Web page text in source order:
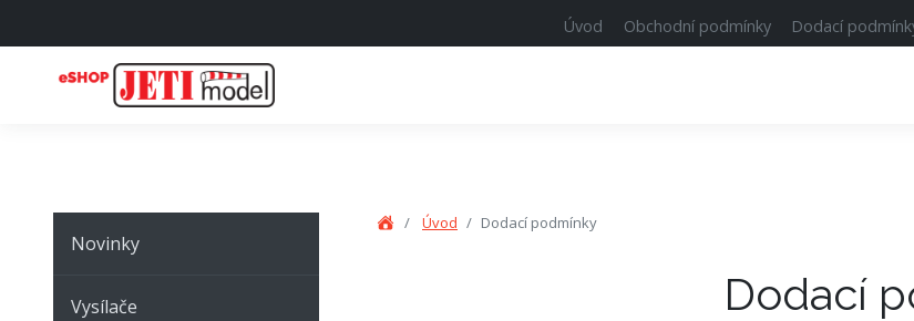
Úvod Obchodní podmínky Dodací
Novinky
Vysílače
Úvod Dodací podmínky
Dodací